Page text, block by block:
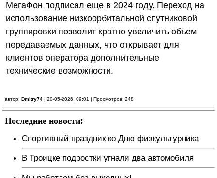
МегаФон подписал еще в 2024 году. Переход на
использование низкоорбитальной спутниковой
группировки позволит кратно увеличить объем
передаваемых данных, что открывает для
клиентов оператора дополнительные
технические возможности.
автор: Dmitry74 | 20-05-2026, 09:01 | Просмотров: 248
Последние новости:
Спортивный праздник ко Дню физкультурника
В Троицке подростки угнали два автомобиля